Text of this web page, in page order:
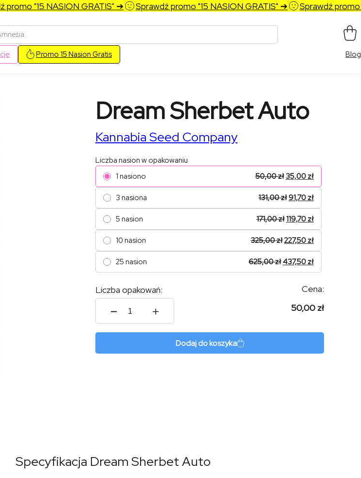
"15 NASION GRATIS" ➔ Sprawdź promo "15 NASION GRATIS" ➔ Sprawdź promo
Promo 15 Nasion Gratis Blog
Dream Sherbet Auto
Kannabia Seed Company
Liczba nasion w opakowaniu
1 nasiono
50,00zł 35,00 zł
3 nasiona 131,00zł91,70 zł
5 nasion 171,00zł119,70 zł
10 nasion 325,00zł227,50 zł
25 nasion 625,00zł437,50 zł
Liczba opakowań:
ilość
Dream
Sherbet
Cena:
50,00 zł
Dodaj do koszyka
Specyfikacja Dream Sherbet Auto